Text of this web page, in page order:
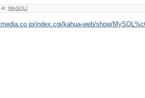
8: [MySQL]
index.cgi/kahua-web/show/